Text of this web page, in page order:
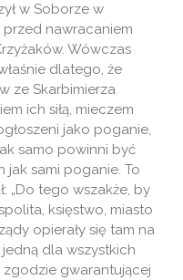
w Soborze w
przed nawracaniem
Wówczas
dlatego, że
ze Skarbimierza
ich siłą, mieczem
jako poganie,
samo powinni być
sami poganie. To
„Do tego wszakże, by
księstwo, miasto
opierały się tam na
dla wszystkich
zgodzie gwarantującej